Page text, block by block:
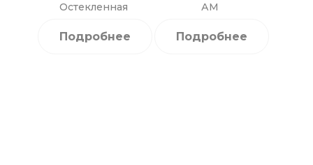
Остекленная
Подробнее
АМ
Подробнее